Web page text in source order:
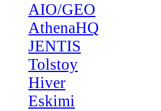
AIO/GEO
AthenaHQ
JENTIS
Tolstoy
Hiver
Eskimi